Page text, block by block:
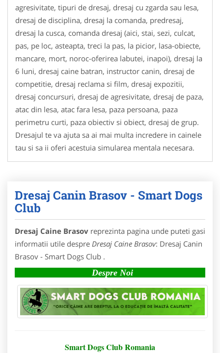
agresivitate, tipuri de dresaj, dresaj cu zgarda sau lesa,
dresaj de disciplina, dresaj la comanda, predresaj,
dresaj la cusca, comanda dresaj (aici, stai, sezi, culcat,
pas, pe loc, asteapta, treci la pas, la picior, lasa-obiecte,
mancare, mort, noroc-oferirea labutei, inapoi), dresaj la
6 luni, dresaj caine batran, instructor canin, dresaj de
competitie, dresaj reclama si film, dresaj expozitii,
dresaj concursuri, dresaj de agresivitate, dresaj de paza,
atac din lesa, atac fara lesa, paza persoana, paza
perimetru curti, paza obiectiv si obiect, dresaj de grup.
Dresajul te va ajuta sa ai mai multa incredere in cainele
tau si sa ii oferi acestuia simularea mentala necesara.
Dresaj Canin Brasov - Smart Dogs
Club
Dresaj Caine Brasov reprezinta pagina unde puteti gasi
informatii utile despre Dresaj Caine Brasov: Dresaj Canin
Brasov - Smart Dogs Club .
Despre Noi
Smart Dogs Club Romania